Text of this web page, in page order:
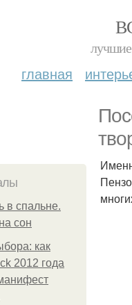
лучшие
главная
в спальне.
сон
как
2012 года